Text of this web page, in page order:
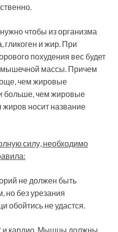
чтобы из организма
и жир. При
похудения вес будет
мышечной массы. Причем
чем жировые
больше, чем жировые
жиров носит название
силу, необходимо
не должен быть
без урезания
обойтись не удастся.
и кардио. Мышцы должны